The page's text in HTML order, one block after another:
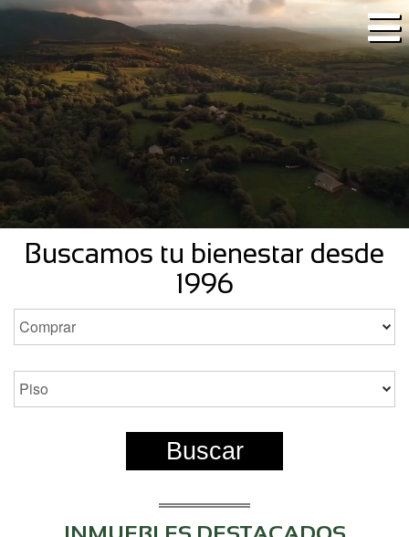
Buscamos tu bienestar desde
1996
Buscar